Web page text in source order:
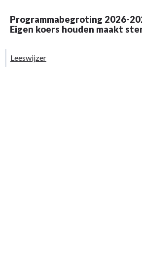
Programmabegroting 2026-
Eigen koers houden maakt
Leeswijzer